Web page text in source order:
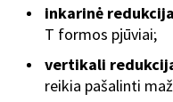
inkarinė redukcija
T formos pjūviai;
vertikali
reikia pašalinti